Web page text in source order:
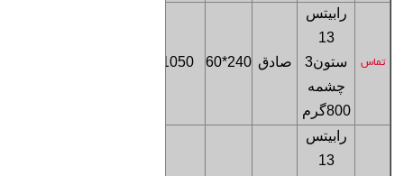
تماس
رابیتس
13
ستون3
چشمه
800گرم
صادق 240*60
1050
رابیتس
13